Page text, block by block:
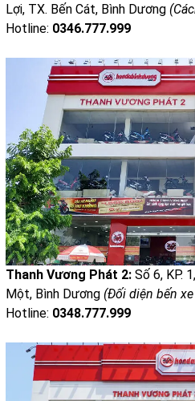
Lợi, TX. Bến Cát, Bình Dương
Hotline: 0346.777.999
Thanh Vương Phát 2: Số 6, KP.
Một, Bình Dương (Đối diện bến
Hotline: 0348.777.999